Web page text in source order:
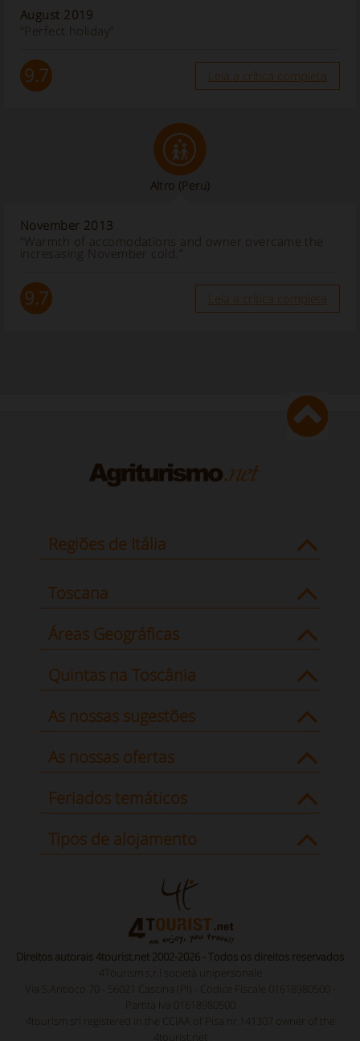
August 2019
“Perfect holiday”
9.7 Leia a crítica completa
Altro (Peru)
November 2013
“Warmth of accomodations and owner overcame the
incresasing November cold.”
9.7 Leia a crítica completa
Regiões de Itália
Toscana
Áreas Geográficas
Quintas na Toscânia
As nossas sugestões
As nossas ofertas
Feriados temáticos
Tipos de alojamento
Direitos autorais 4tourist.net 2002-2026 - Todos os direitos reservados
4Tourism s.r.l società unipersonale
Via S.Antioco 70 - 56021 Cascina (PI) - Codice Fiscale 01618980500 -
Partita Iva 01618980500
4tourism srl registered in the CCIAA of Pisa nr.141307 owner of the
4tourist.net